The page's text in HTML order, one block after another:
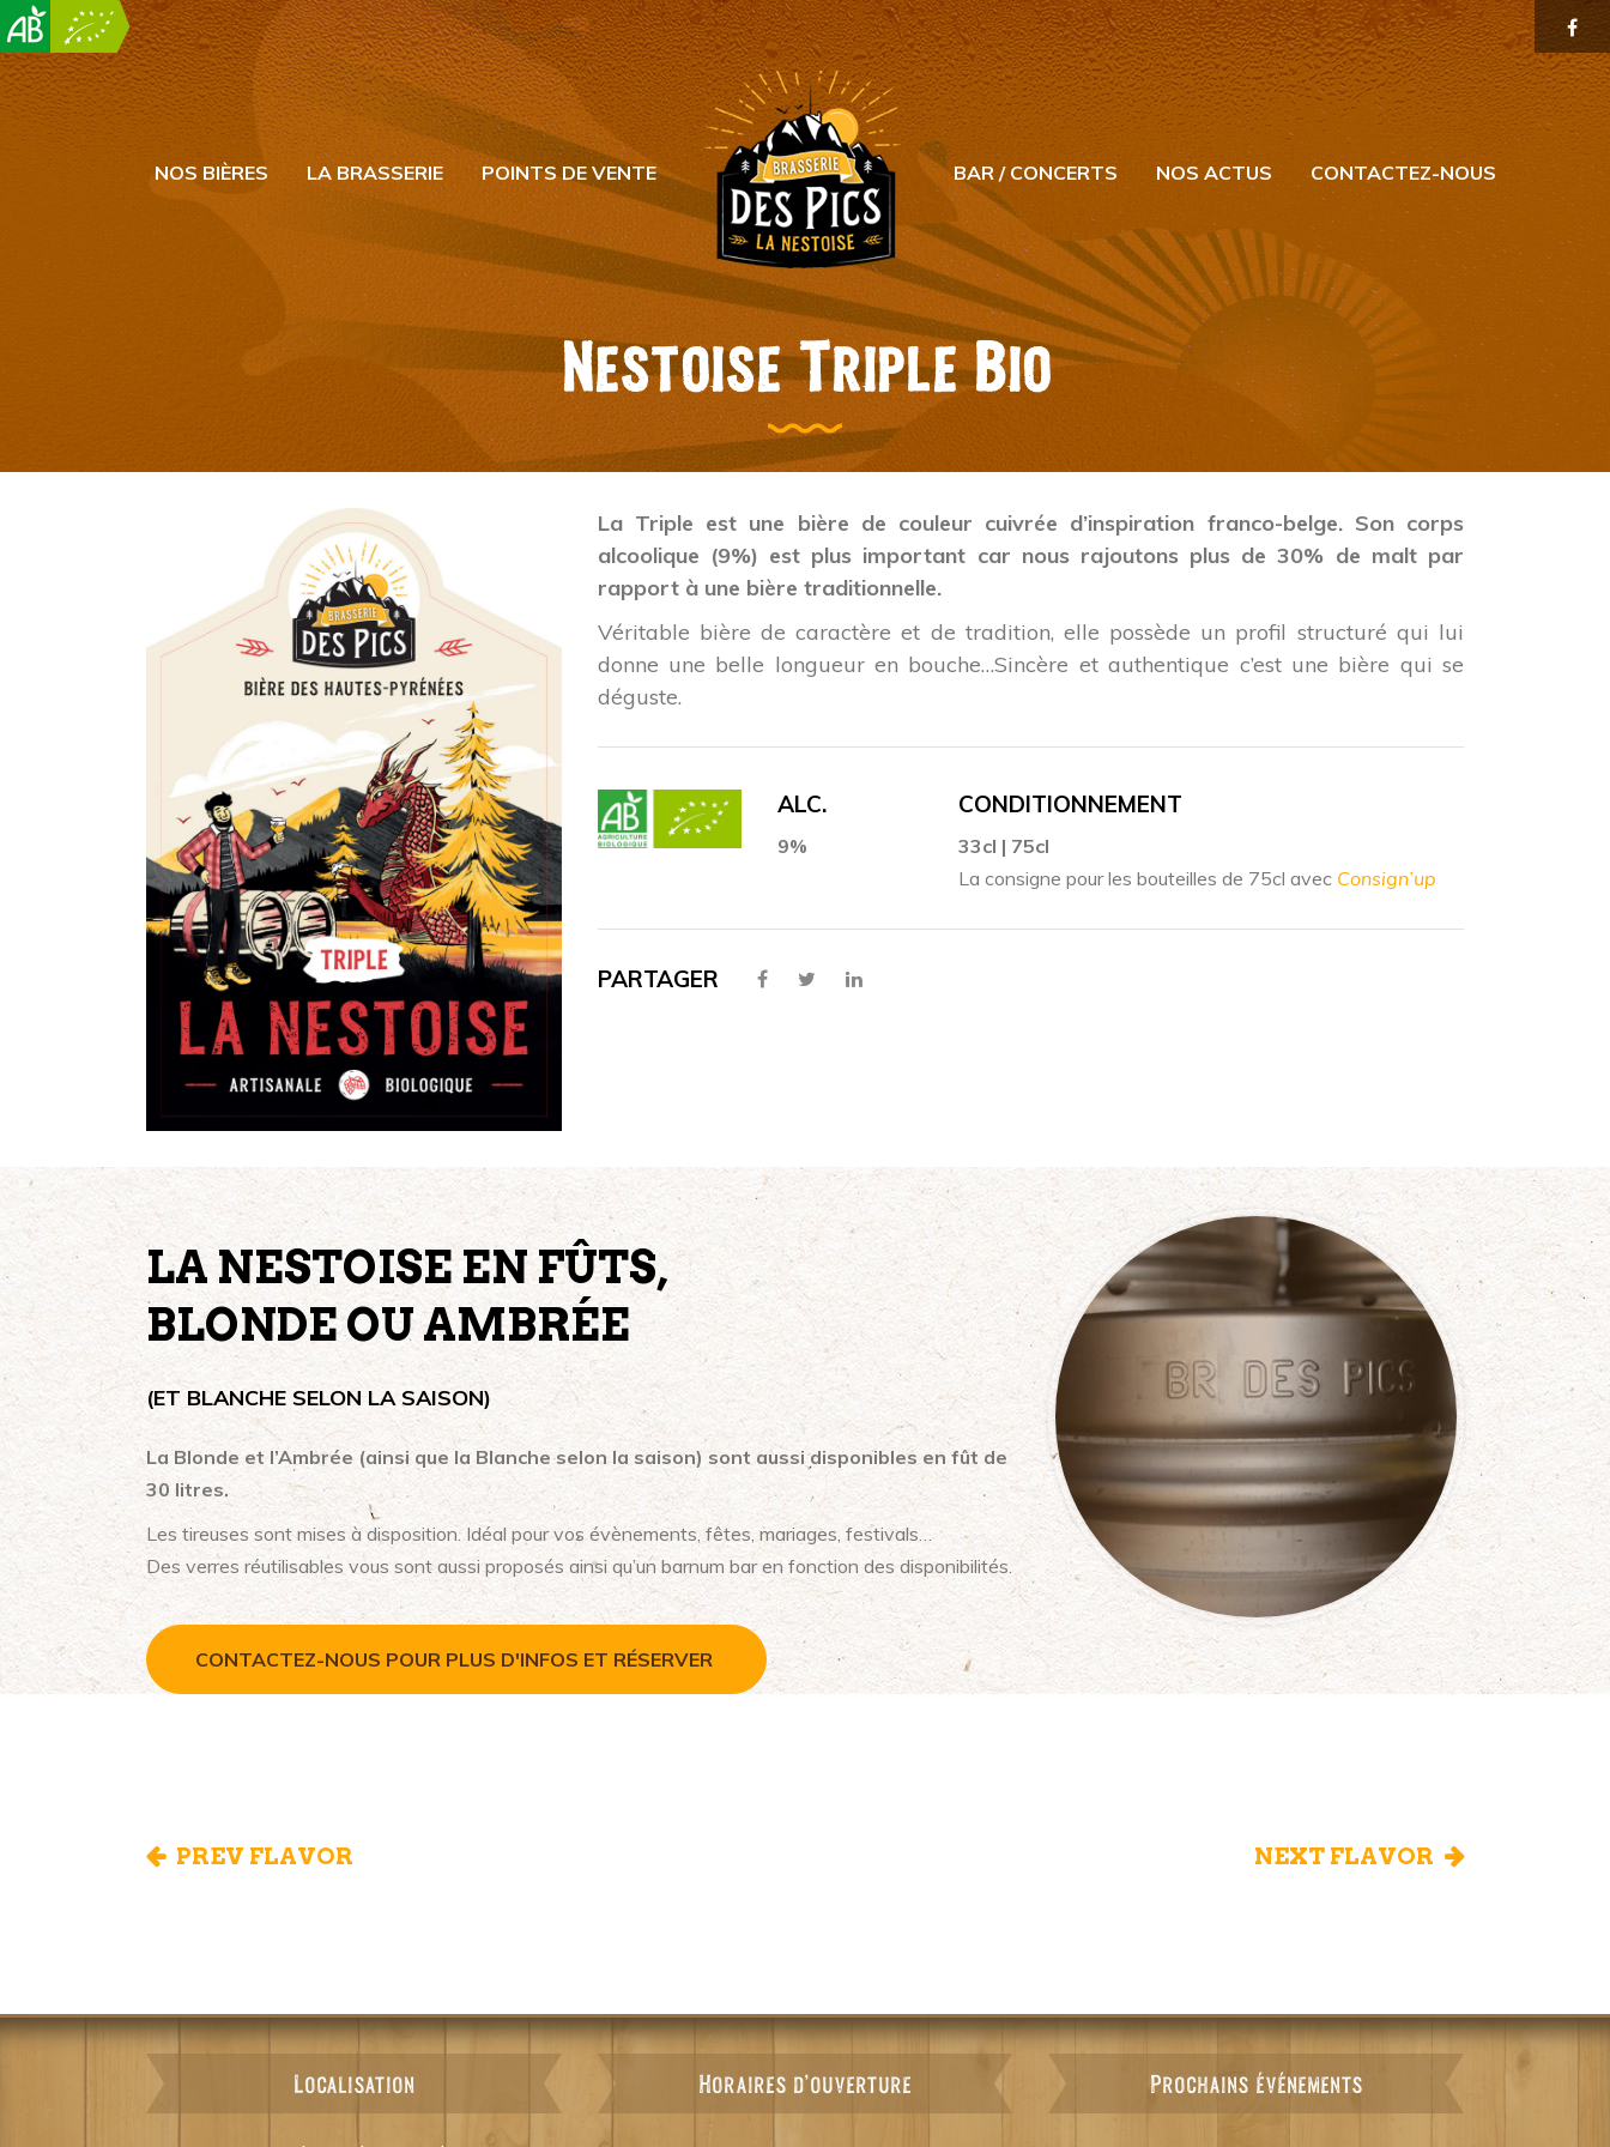
NOS BIÈRES LA BRASSERIE POINTS DE VENTE BAR / CONCERTS NOS ACTUS CONTACTEZ-NOUS
Nestoise Triple Bio
La Triple est une bière de couleur cuivrée d’inspiration franco-belge. Son corps
alcoolique (9%) est plus important car nous rajoutons plus de 30% de malt par
rapport à une bière traditionnelle.
Véritable bière de caractère et de tradition, elle possède un profil structuré qui lui
donne une belle longueur en bouche…Sincère et authentique c’est une bière qui se
déguste.
ALC.
9%
CONDITIONNEMENT
33cl | 75cl
La consigne pour les bouteilles de 75cl avec Consign’up
PARTAGER
LA NESTOISE EN FÛTS,
BLONDE OU AMBRÉE
(ET BLANCHE SELON LA SAISON)
La Blonde et l’Ambrée (ainsi que la Blanche selon la saison) sont aussi disponibles en fût de
30 litres.
Les tireuses sont mises à disposition. Idéal pour vos évènements, fêtes, mariages, festivals…
Des verres réutilisables vous sont aussi proposés ainsi qu’un barnum bar en fonction des disponibilités.
CONTACTEZ-NOUS POUR PLUS D'INFOS ET RÉSERVER
PREV FLAVOR NEXT FLAVOR
Localisation Horaires d'ouverture Prochains événements